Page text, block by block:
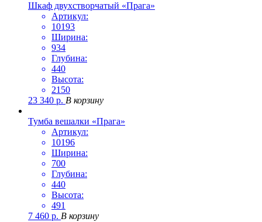
Шкаф двухстворчатый «Прага»
Артикул:
10193
Ширина:
934
Глубина:
440
Высота:
2150
23 340 р. В корзину
Тумба вешалки «Прага»
Артикул:
10196
Ширина:
700
Глубина:
440
Высота:
491
7 460 р. В корзину